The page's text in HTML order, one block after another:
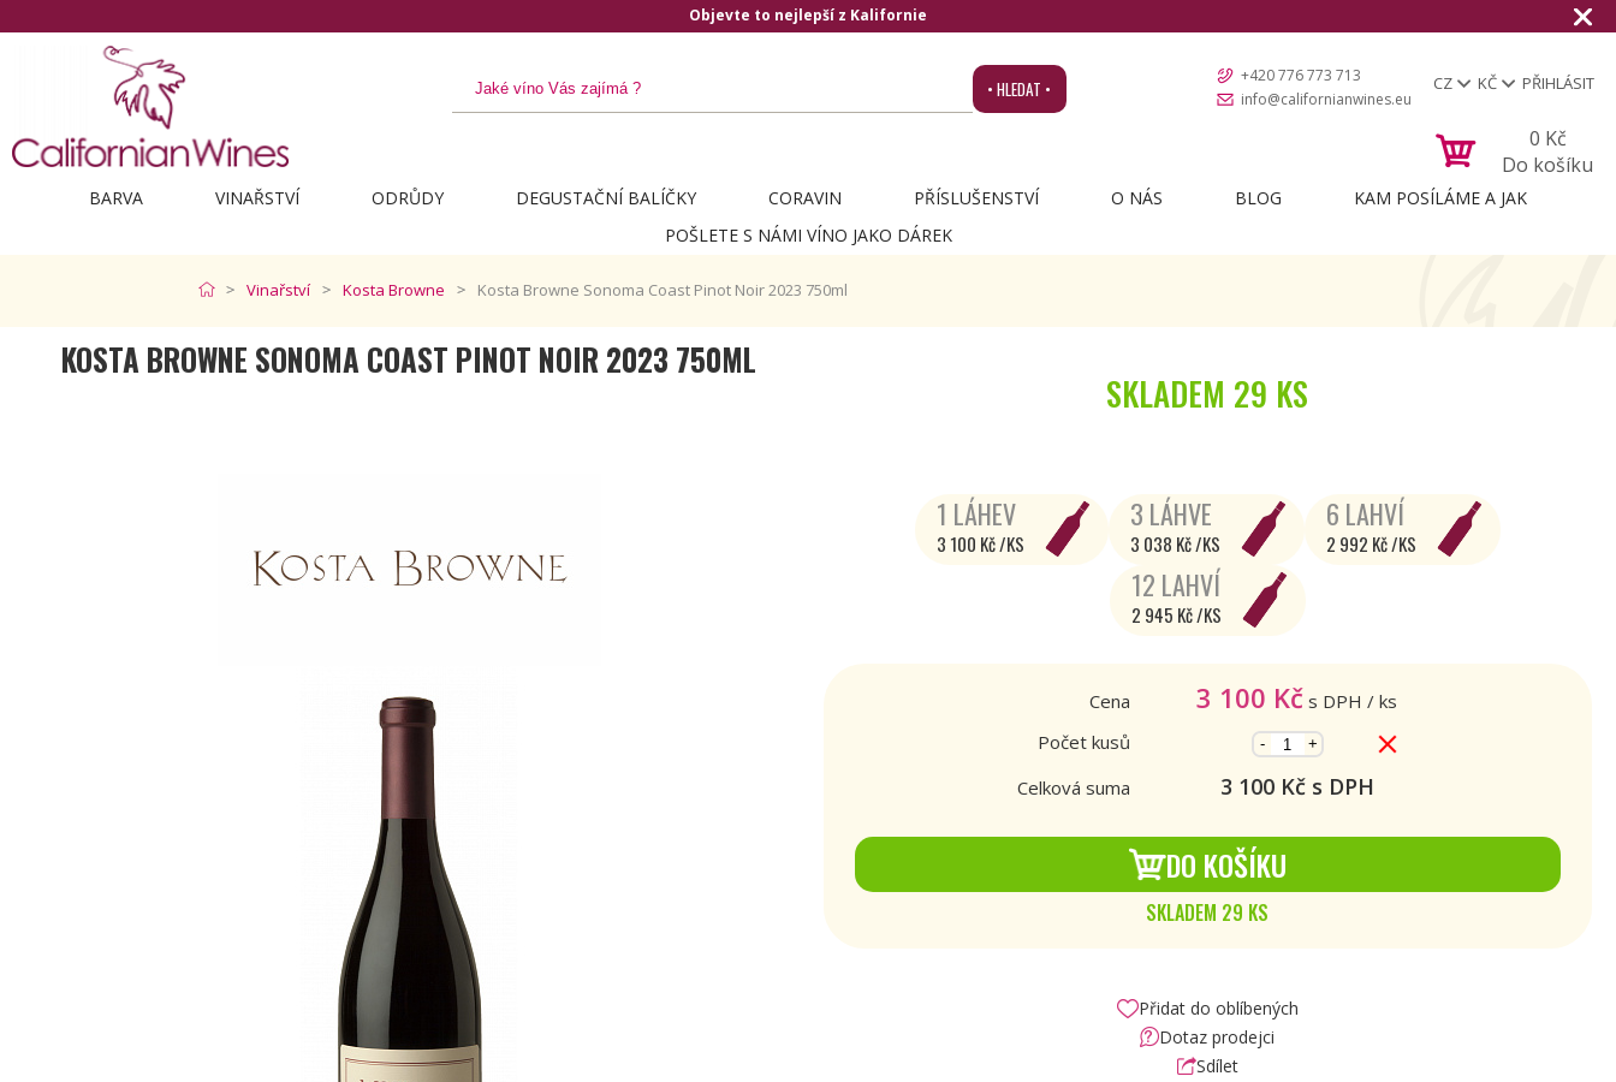
Objevte to nejlepší z Kalifornie
• HLEDAT •
+420 776 773 713
info@californianwines.eu
CZ KČ PŘIHLÁSIT
0 Kč
Do košíku
BARVA VINAŘSTVÍ ODRŮDY DEGUSTAČNÍ BALÍČKY CORAVIN PŘÍSLUŠENSTVÍ O NÁS BLOG
KAM POSÍLÁME A JAK
POŠLETE S NÁMI VÍNO JAKO DÁREK
Vinařství Kosta Browne Kosta Browne Sonoma Coast Pinot Noir 2023 750ml
KOSTA BROWNE SONOMA COAST PINOT NOIR 2023 750ML
SKLADEM 29 KS
1 LÁHEV
3 100 Kč /KS
3 LÁHVE
3 038 Kč /KS
6 LAHVÍ
2 992 Kč /KS
12 LAHVÍ
2 945 Kč /KS
Cena 3 100 Kč s DPH / ks
Počet kusů
- +
Celková suma 3 100Kč s DPH
DO KOŠÍKU
SKLADEM 29 KS
Přidat do oblíbených
Dotaz prodejci
Sdílet